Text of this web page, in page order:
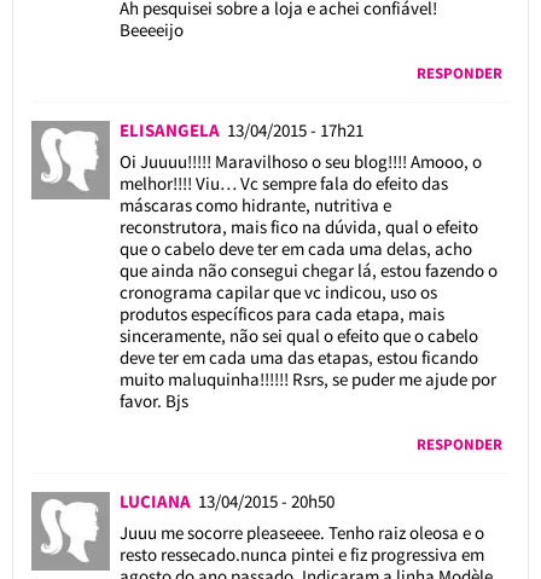
Ah pesquisei sobre a loja e achei confiável!
Beeeeijo
RESPONDER
ELISANGELA 13/04/2015 - 17h21
Oi Juuuu!!!!! Maravilhoso o seu blog!!!! Amooo, o
melhor!!!! Viu… Vc sempre fala do efeito das
máscaras como hidrante, nutritiva e
reconstrutora, mais fico na dúvida, qual o efeito
que o cabelo deve ter em cada uma delas, acho
que ainda não consegui chegar lá, estou fazendo o
cronograma capilar que vc indicou, uso os
produtos específicos para cada etapa, mais
sinceramente, não sei qual o efeito que o cabelo
deve ter em cada uma das etapas, estou ficando
muito maluquinha!!!!!! Rsrs, se puder me ajude por
favor. Bjs
RESPONDER
LUCIANA 13/04/2015 - 20h50
Juuu me socorre pleaseeee. Tenho raiz oleosa e o
resto ressecado.nunca pintei e fiz progressiva em